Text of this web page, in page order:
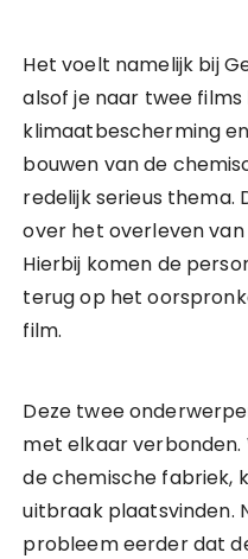
Het voelt namelijk bij
alsof je naar twee
klimaatbescherming
bouwen van de
redelijk serieus thema.
over het overleven
Hierbij komen de
terug op het
film.
Deze twee
met elkaar verbonden.
de chemische fabriek,
uitbraak plaatsvinden.
probleem eerder dat